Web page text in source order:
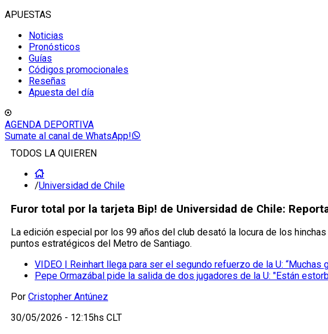
APUESTAS
Noticias
Pronósticos
Guías
Códigos promocionales
Reseñas
Apuesta del día
AGENDA DEPORTIVA
Sumate al canal de WhatsApp!
TODOS LA QUIEREN
/Universidad de Chile
Furor total por la tarjeta Bip! de Universidad de Chile:
La edición especial por los 99 años del club desató la locura de los
puntos estratégicos del Metro de Santiago.
VIDEO | Reinhart llega para ser el segundo refuerzo de la U: “Muchas
Pepe Ormazábal pide la salida de dos jugadores de la U: "Están
Por Cristopher Antúnez
30/05/2026 - 12:15hs CLT